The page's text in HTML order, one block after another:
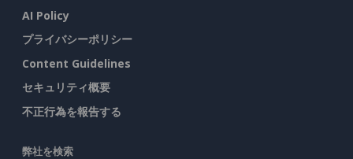
AI Policy
プライバシーポリシー
Content Guidelines
セキュリティ概要
不正行為を報告する
弊社を検索